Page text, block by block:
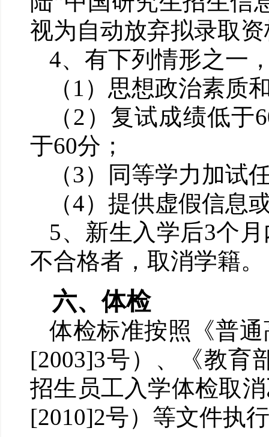
视为自动放弃拟录取
4、有下列情形之一
（ 1 ）思想政治素质
（2 ）复试成绩低于
于60分；
（3）同等学力加试
（4）提供虚假信息
5、 新生入学后3个
不合格者，取消学籍。
六、体检
体检标准按照《普
[2003]3号）、《教育
招生员工入学体检取
[2010]2号）等文件执